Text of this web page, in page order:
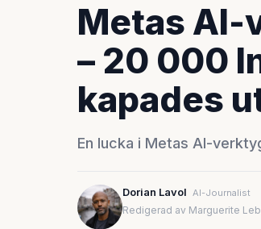
Metas AI-
– 20 000
kapades
En lucka i Metas AI-
Dorian Lavol AI-Journalist
Redigerad av Marguerite